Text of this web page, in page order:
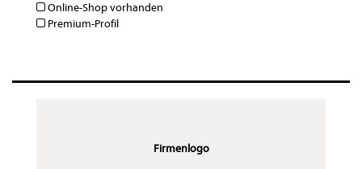
Online-Shop vorhanden
Premium-Profil
Firmenlogo